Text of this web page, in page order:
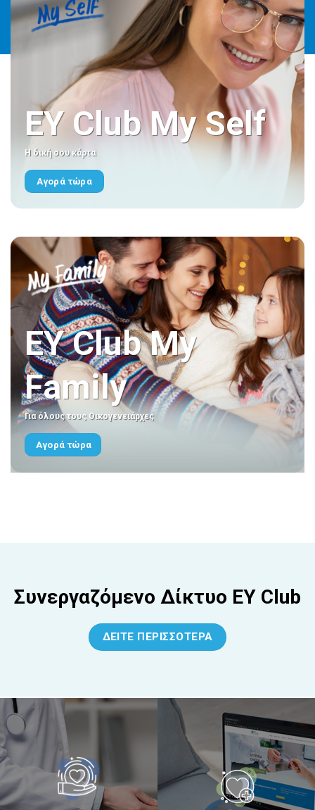
EY Club My Self
Η δική σου κάρτα
Αγορά τώρα
ΕΥ Club My
Family
Για όλους τους Οικογενειάρχες
Αγορά τώρα
Συνεργαζόμενο Δίκτυο EY Club
ΔΕΙΤΕ ΠΕΡΙΣΣΟΤΕΡΑ